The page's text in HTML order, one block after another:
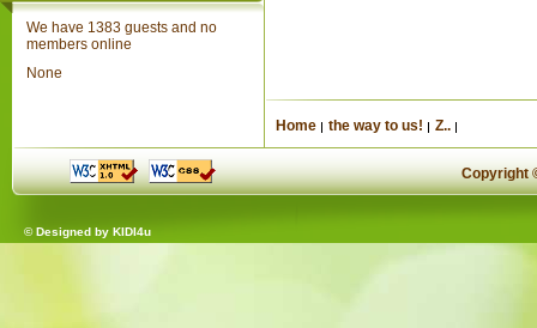
We have 1383 guests and no
members online
None
Home the way to us! Z..
Copyright
© Designed by KIDI4u